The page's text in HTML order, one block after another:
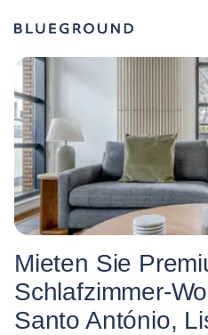
Mieten Sie
Schlafzimmer-
Santo António,